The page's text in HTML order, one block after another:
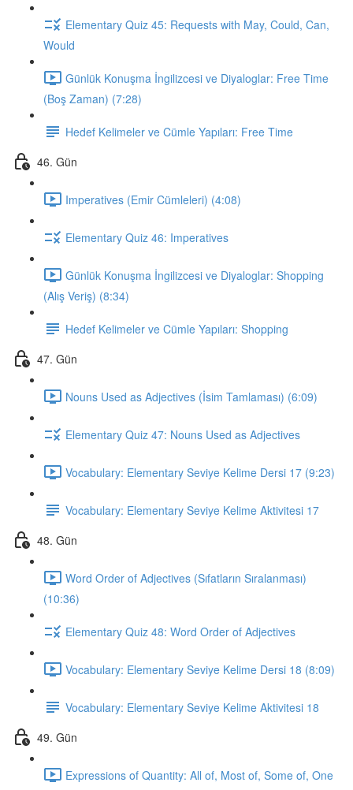
Elementary Quiz 45: Requests with May, Could, Can,
Would
Günlük Konuşma İngilizcesi ve Diyaloglar: Free Time
(Boş Zaman) (7:28)
Hedef Kelimeler ve Cümle Yapıları: Free Time
46. Gün
Imperatives (Emir Cümleleri) (4:08)
Elementary Quiz 46: Imperatives
Günlük Konuşma İngilizcesi ve Diyaloglar: Shopping
(Alış Veriş) (8:34)
Hedef Kelimeler ve Cümle Yapıları: Shopping
47. Gün
Nouns Used as Adjectives (İsim Tamlaması) (6:09)
Elementary Quiz 47: Nouns Used as Adjectives
Vocabulary: Elementary Seviye Kelime Dersi 17 (9:23)
Vocabulary: Elementary Seviye Kelime Aktivitesi 17
48. Gün
Word Order of Adjectives (Sıfatların Sıralanması)
(10:36)
Elementary Quiz 48: Word Order of Adjectives
Vocabulary: Elementary Seviye Kelime Dersi 18 (8:09)
Vocabulary: Elementary Seviye Kelime Aktivitesi 18
49. Gün
Expressions of Quantity: All of, Most of, Some of, One